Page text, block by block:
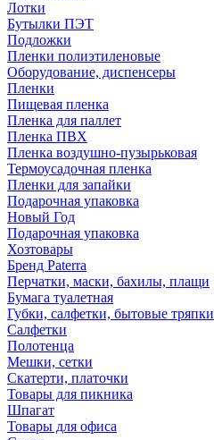
Лотки
Бутылки ПЭТ
Подложки
Пленки полиэтиленовые
Оборудование, диспенсеры
Пленки
Пищевая пленка
Пленка для паллет
Пленка ПВХ
Пленка воздушно-пузырьковая
Термоусадочная пленка
Пленки для запайки
Подарочная упаковка
Новый Год
Подарочная упаковка
Хозтовары
Бренд Paterra
Перчатки, маски, бахилы, плащи
Бумага туалетная
Губки, салфетки, бытовые тряпки
Салфетки
Полотенца
Мешки, сетки
Скатерти, платочки
Товары для пикника
Шпагат
Товары для офиса